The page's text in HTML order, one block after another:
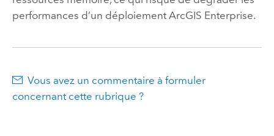
performances d’un déploiement ArcGIS Enterprise.
Vous avez un commentaire à formuler
concernant cette rubrique ?